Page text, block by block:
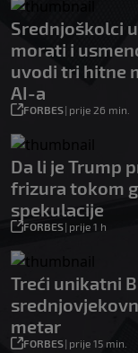
Srednjoškolci
morati i
uvodi tri hitne
AI-a
FORBES| prije 26 min.
Da li je Trump
frizura tokom
spekulacije
FORBES| prije 1 h
Treći unikatni
metar
FORBES| prije 15 min.